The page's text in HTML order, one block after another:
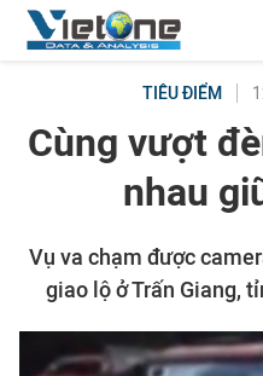
TIÊU ĐIỂM
Cùng vượt
nhau
Vụ va chạm được
giao lộ ở Trấn Giang,